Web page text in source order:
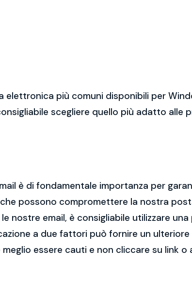
elettronica più comuni disponibili per
scegliere quello più adatto alle
è di fondamentale importanza per
possono compromettere la nostra
nostre email, è consigliabile utilizzare
a due fattori può fornire un
meglio essere cauti e non cliccare su link